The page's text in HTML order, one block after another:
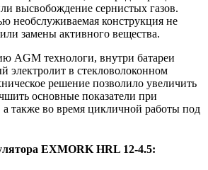
высвобождение сернистых газов.
необслуживаемая конструкция не
замены активного вещества.
AGM технологи, внутри батареи
электролит в стекловолоконном
решение позволило увеличить
основные показатели при
также во время цикличной работы под
EXMORK HRL 12-4.5: